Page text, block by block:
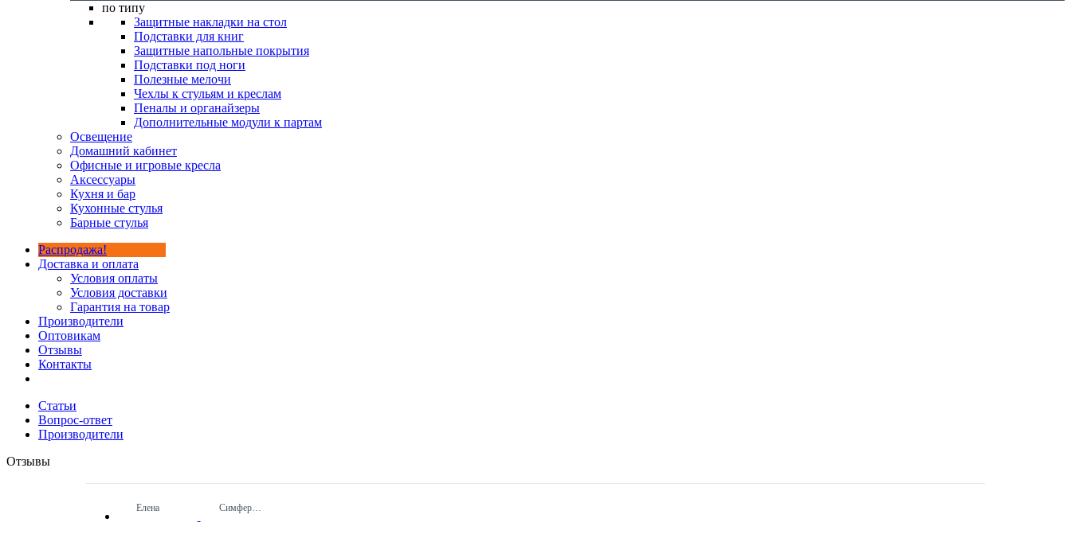
по типу
Защитные накладки на стол
Подставки для книг
Защитные напольные покрытия
Подставки под ноги
Полезные мелочи
Чехлы к стульям и креслам
Пеналы и органайзеры
Дополнительные модули к партам
Освещение
Домашний кабинет
Офисные и игровые кресла
Аксессуары
Кухня и бар
Кухонные стулья
Барные стулья
Распродажа!
Доставка и оплата
Условия оплаты
Условия доставки
Гарантия на товар
Производители
Оптовикам
Отзывы
Контакты
Статьи
Вопрос-ответ
Производители
Отзывы
Елена Симферополь